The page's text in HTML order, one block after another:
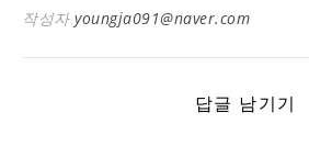
작성자 youngja091@naver.com
답글 남기기